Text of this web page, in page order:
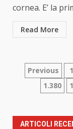
cornea. E’ la
Read More
degli
articoli
Previous 1
1.380
ARTICOLI